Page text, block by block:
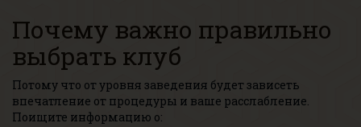
Почему важно правильно
выбрать клуб
Потому что от уровня заведения будет зависеть
впечатление от процедуры и ваше расслабление.
Поищите информацию о: